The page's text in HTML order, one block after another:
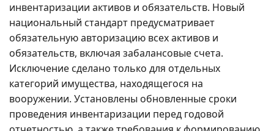
инвентаризации активов и обязательств. Новый
национальный стандарт предусматривает
обязательную авторизацию всех активов и
обязательств, включая забалансовые счета.
Исключение сделано только для отдельных
категорий имущества, находящегося на
вооружении. Установлены обновленные сроки
проведения инвентаризации перед годовой